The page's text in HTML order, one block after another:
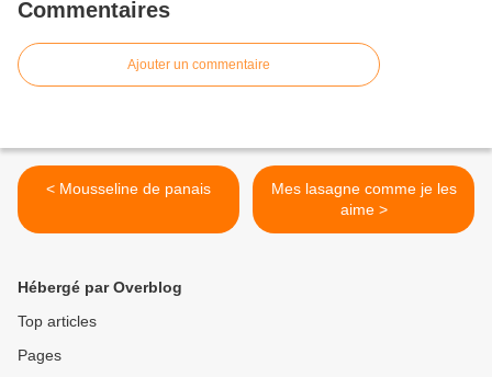
Commentaires
Ajouter un commentaire
< Mousseline de panais
Mes lasagne comme je les
aime >
Hébergé par Overblog
Top articles
Pages